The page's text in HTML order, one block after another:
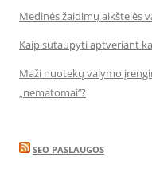
Medinės žaidimų aikštelės
Kaip sutaupyti aptveriant
Maži nuotekų valymo
„nematomai‘‘?
SEO PASLAUGOS